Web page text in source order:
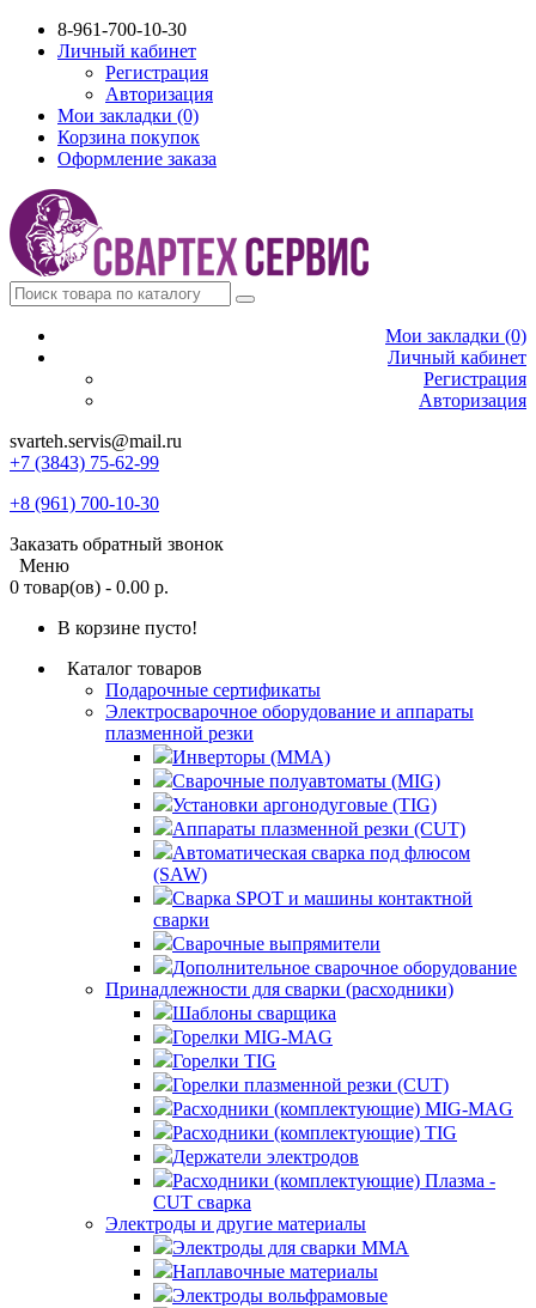
8-961-700-10-30
Личный кабинет
Регистрация
Авторизация
Мои закладки (0)
Корзина покупок
Оформление заказа
Мои закладки (0)
Личный кабинет
Регистрация
Авторизация
svarteh.servis@mail.ru
+7 (3843) 75-62-99
+8 (961) 700-10-30
Заказать обратный звонок
Меню
0 товар(ов) - 0.00 р.
В корзине пусто!
Каталог товаров
Подарочные сертификаты
Электросварочное оборудование и аппараты
плазменной резки
Инверторы (MMA)
Сварочные полуавтоматы (MIG)
Установки аргонодуговые (TIG)
Аппараты плазменной резки (CUT)
Автоматическая сварка под флюсом
(SAW)
Сварка SPOT и машины контактной
сварки
Сварочные выпрямители
Дополнительное сварочное оборудование
Принадлежности для сварки (расходники)
Шаблоны сварщика
Горелки MIG-MAG
Горелки TIG
Горелки плазменной резки (CUT)
Расходники (комплектующие) MIG-MAG
Расходники (комплектующие) TIG
Держатели электродов
Расходники (комплектующие) Плазма -
CUT сварка
Электроды и другие материалы
Электроды для сварки MMA
Наплавочные материалы
Электроды вольфрамовые